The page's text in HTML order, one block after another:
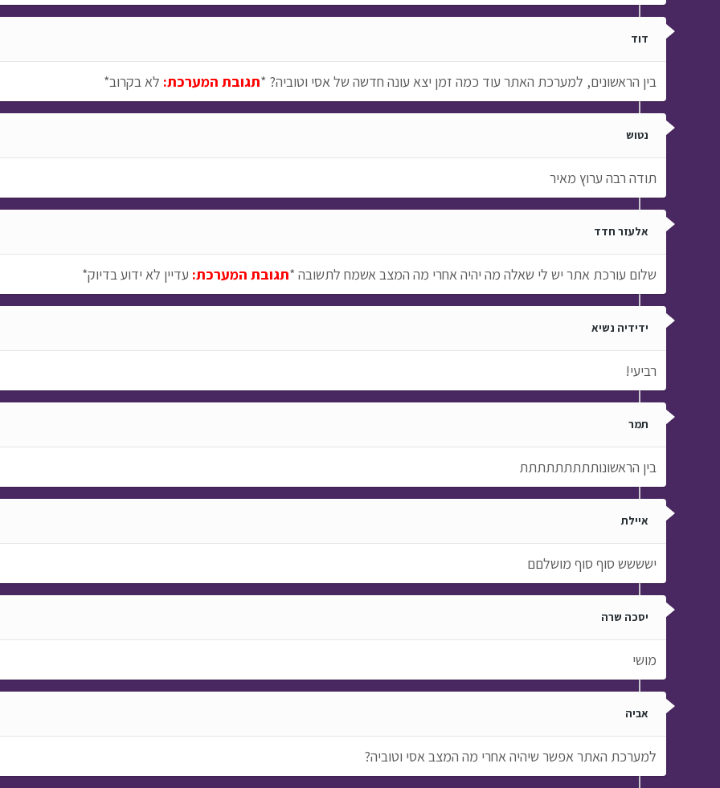
דוד
בין הראשונים, למערכת האתר עוד כמה זמן יצא עונה חדשה של אסי וטוביה? *תגובת המערכת: לא בקרוב*
נטוש
תודה רבה ערוץ מאיר
אלעזר חדד
שלום עורכת אתר יש לי שאלה מה יהיה אחרי מה המצב אשמח לתשובה *תגובת המערכת: עדיין לא ידוע בדיוק*
ידידיה נשיא
רביעי!
תמר
בין הראשונותתתתתתתתת
איילת
ישששש סוף סוף מושלםם
יסכה שרה
מושי
אביה
למערכת האתר אפשר שיהיה אחרי מה המצב אסי וטוביה?